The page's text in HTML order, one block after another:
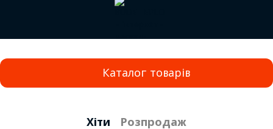
Каталог товарів
Хіти Розпродаж